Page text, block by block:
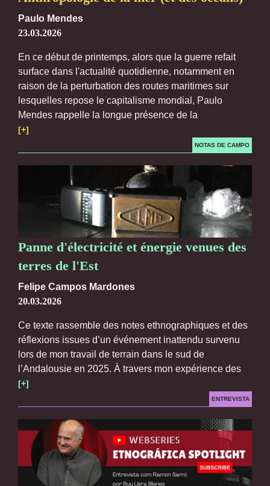
Paulo Mendes
23.03.2026
En ce début de printemps, alors que la guerre refait
surface dans l'actualité quotidienne, notamment en
raison de la perturbation des routes maritimes sur
lesquelles repose le capitalisme mondial, Paulo
Mendes rappelle la longue présence de la
[+]
NOTAS DE CAMPO
Panne d'électricité et énergie venues des
terres de l'Est
Felipe Campos Mardones
20.03.2026
Ce texte rassemble des notes ethnographiques et des
réflexions issues d’un événement inattendu survenu
lors de mon travail de terrain dans le sud de
l’Andalousie en 2025. À travers mon expérience des
[+]
ENTREVISTA